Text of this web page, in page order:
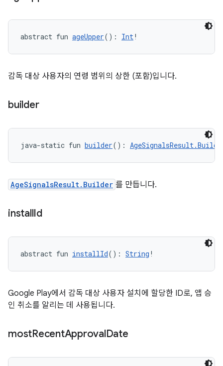
abstract fun ageUpper(): Int!
감독 대상 사용자의 연령 범위의 상한 (포함)입니다.
builder
java-static fun builder():
AgeSignalsResult.Builder 를 만듭니다.
installId
abstract fun installId(): String !
Google Play에서 감독 대상 사용자 설치에 할당한 ID로, 앱 승
인 취소를 알리는 데 사용됩니다.
mostRecentApprovalDate